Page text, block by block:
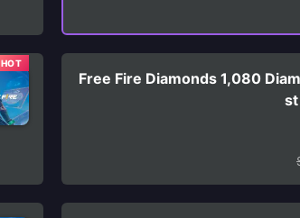
Free Fire Diamonds 1,080
st
HOT